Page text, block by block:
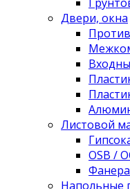
Двери, окна
Листовой
OSB /
Фанера
Напольные